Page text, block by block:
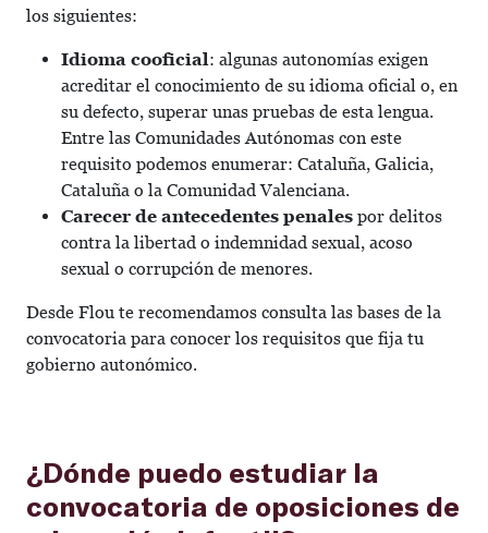
los siguientes:
Idioma cooficial: algunas autonomías exigen
acreditar el conocimiento de su idioma oficial o, en
su defecto, superar unas pruebas de esta lengua.
Entre las Comunidades Autónomas con este
requisito podemos enumerar: Cataluña, Galicia,
Cataluña o la Comunidad Valenciana.
Carecer de antecedentes penales por delitos
contra la libertad o indemnidad sexual, acoso
sexual o corrupción de menores.
Desde Flou te recomendamos consulta las bases de la
convocatoria para conocer los requisitos que fija tu
gobierno autonómico.
¿Dónde puedo estudiar la
convocatoria de oposiciones de